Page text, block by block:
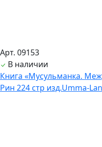
Арт. 09153
В наличии
Книга «Мусульманка.
Рин 224 стр изд.Umma-